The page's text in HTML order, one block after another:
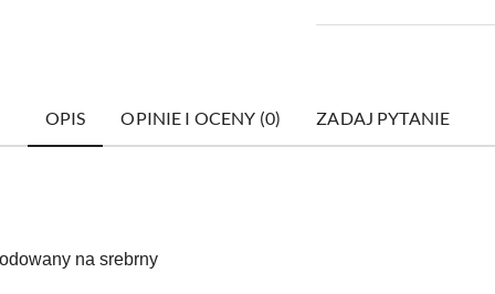
OPIS OPINIE I OCENY (0) ZADAJ PYTANIE
na srebrny